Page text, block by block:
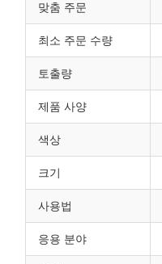
맞춤 주문
최소 주문 수량
토출량
제품 사양
색상
크기
사용법
응용 분야